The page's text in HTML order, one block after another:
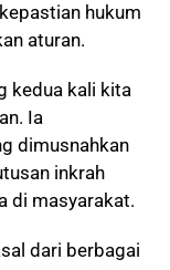
hukum
aturan.
kedua kali kita
Ia
dimusnahkan
inkrah
di masyarakat.
dari berbagai